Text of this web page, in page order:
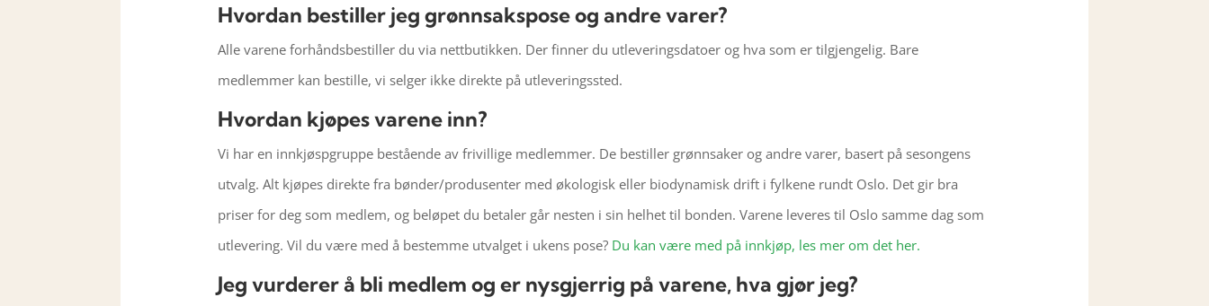
Hvordan bestiller jeg grønnsakspose og andre varer?
Alle varene forhåndsbestiller du via nettbutikken. Der finner du utleveringsdatoer og hva som er tilgjengelig. Bare
medlemmer kan bestille, vi selger ikke direkte på utleveringssted.
Hvordan kjøpes varene inn?
Vi har en innkjøspgruppe bestående av frivillige medlemmer. De bestiller grønnsaker og andre varer, basert på sesongens
utvalg. Alt kjøpes direkte fra bønder/produsenter med økologisk eller biodynamisk drift i fylkene rundt Oslo. Det gir bra
priser for deg som medlem, og beløpet du betaler går nesten i sin helhet til bonden. Varene leveres til Oslo samme dag som
utlevering. Vil du være med å bestemme utvalget i ukens pose? Du kan være med på innkjøp, les mer om det her.
Jeg vurderer å bli medlem og er nysgjerrig på varene, hva gjør jeg?